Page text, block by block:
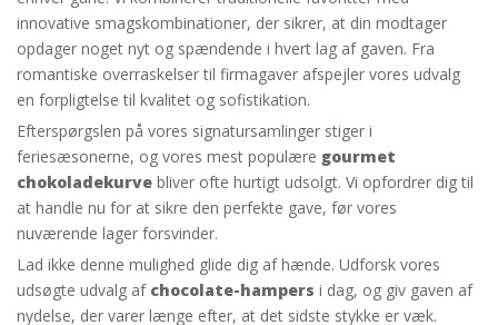
innovative smagskombinationer, der sikrer, at din modtager
opdager noget nyt og spændende i hvert lag af gaven. Fra
romantiske overraskelser til firmagaver afspejler vores udvalg
en forpligtelse til kvalitet og sofistikation.
Efterspørgslen på vores signatursamlinger stiger i
feriesæsonerne, og vores mest populære gourmet
chokoladekurve bliver ofte hurtigt udsolgt. Vi opfordrer dig til
at handle nu for at sikre den perfekte gave, før vores
nuværende lager forsvinder.
Lad ikke denne mulighed glide dig af hænde. Udforsk vores
udsøgte udvalg af chocolate-hampers i dag, og giv gaven af
nydelse, der varer længe efter, at det sidste stykke er væk.